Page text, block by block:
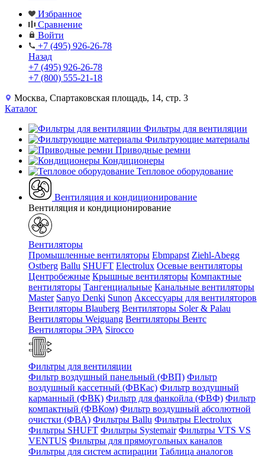
Избранное
Сравнение
Войти
+7 (495) 926-26-78
Назад
+7 (495) 926-26-78
+7 (800) 555-21-18
Москва, Спартаковская площадь, 14, стр. 3
Каталог
Фильтры для вентиляции
Фильтрующие материалы
Приводные ремни
Кондиционеры
Тепловое оборудование
Вентиляция и кондиционирование
Вентиляция и кондиционирование
Вентиляторы
Промышленные вентиляторы Ebmpapst Ziehl-Abegg
Ostberg Ballu SHUFT Electrolux Осевые вентиляторы
Центробежные Крышные вентиляторы Компактные
вентиляторы Тангенциальные Канальные вентиляторы
Master Sanyo Denki Sunon Аксессуары для вентиляторов
Вентиляторы Blauberg Вентиляторы Soler & Palau
Вентиляторы Weiguang Вентиляторы Вентс
Вентиляторы ЭРА Sirocco
Фильтры для вентиляции
Фильтр воздушный панельный (ФВП) Фильтр
воздушный кассетный (ФВКас) Фильтр воздушный
карманный (ФВК) Фильтр для фанкойла (ФВФ) Фильтр
компактный (ФВКом) Фильтр воздушный абсолютной
очистки (ФВА) Фильтры Ballu Фильтры Electrolux
Фильтры SHUFT Фильтры Systemair Фильтры VTS VS
VENTUS Фильтры для прямоугольных каналов
Фильтры для систем аспирации Таблица аналогов